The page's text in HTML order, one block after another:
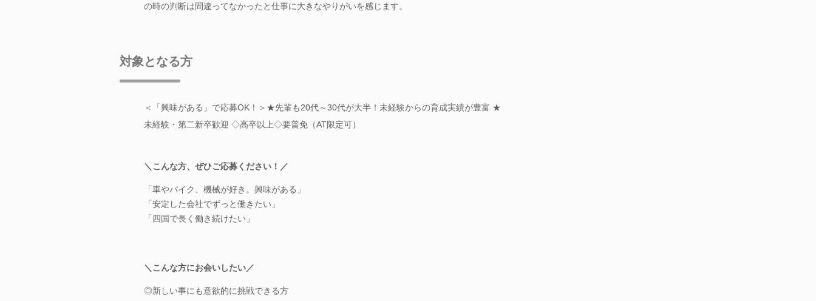
の時の判断は間違ってなかったと仕事に大きなやりがいを感じます。
対象となる方
＜「興味がある」で応募OK！＞★先輩も20代～30代が大半！未経験からの育成実績が豊富 ★
未経験・第二新卒歓迎 ◇高卒以上◇要普免（AT限定可）
＼こんな方、ぜひご応募ください！／
「車やバイク、機械が好き。興味がある」
「安定した会社でずっと働きたい」
「四国で長く働き続けたい」
＼こんな方にお会いしたい／
◎新しい事にも意欲的に挑戦できる方